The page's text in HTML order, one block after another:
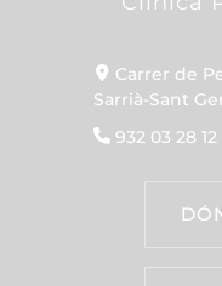
Carrer de
Sarrià-Sant
932 03 28 12